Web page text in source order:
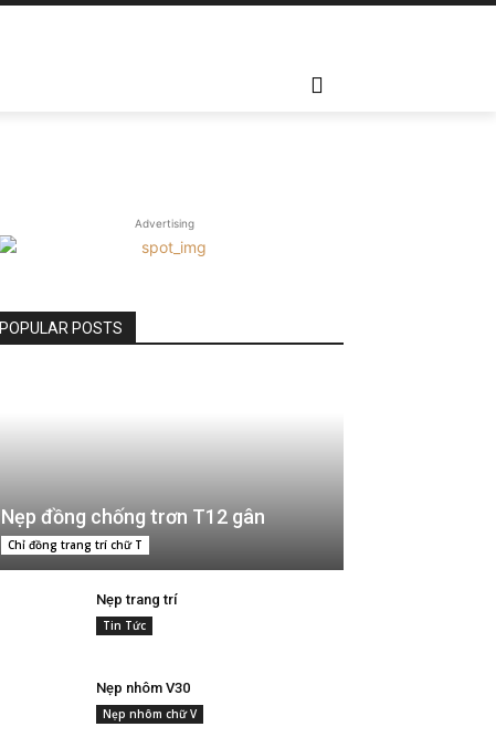
Advertising
POPULAR POSTS
Nẹp đồng chống trơn T12 gân
Chỉ đồng trang trí chữ T
Nẹp trang trí
Tin Tức
Nẹp nhôm V30
Nẹp nhôm chữ V